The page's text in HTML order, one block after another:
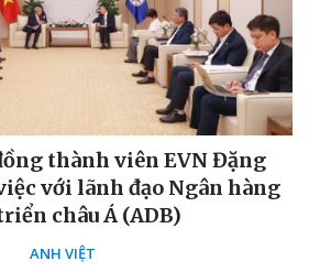
thành viên EVN Đặng
với lãnh đạo Ngân hàng
châu Á (ADB)
ANH VIỆT